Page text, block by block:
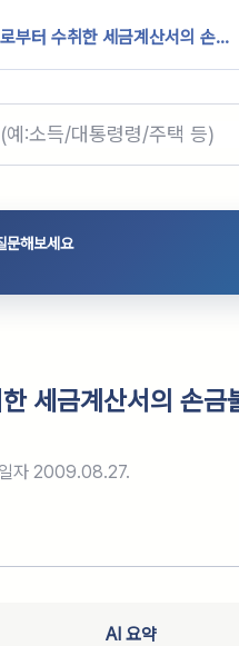
부터 수취한 세금계산서의 손...
문해보세요
세금계산서의 손금
자 2009.08.27.
AI 요약